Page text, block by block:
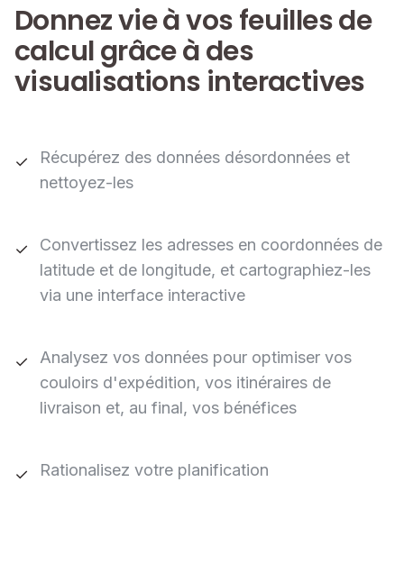
Donnez vie à vos feuilles de
calcul grâce à des
visualisations interactives
✓
Récupérez des données désordonnées et
nettoyez-les
✓
Convertissez les adresses en coordonnées de
latitude et de longitude, et cartographiez-les
via une interface interactive
✓
Analysez vos données pour optimiser vos
couloirs d'expédition, vos itinéraires de
livraison et, au final, vos bénéfices
✓ Rationalisez votre planification